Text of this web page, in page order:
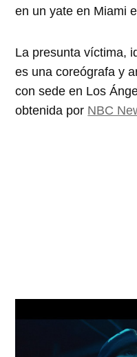
en un yate en Miami
La presunta víctima,
es una coreógrafa y
con sede en Los
obtenida por NBC